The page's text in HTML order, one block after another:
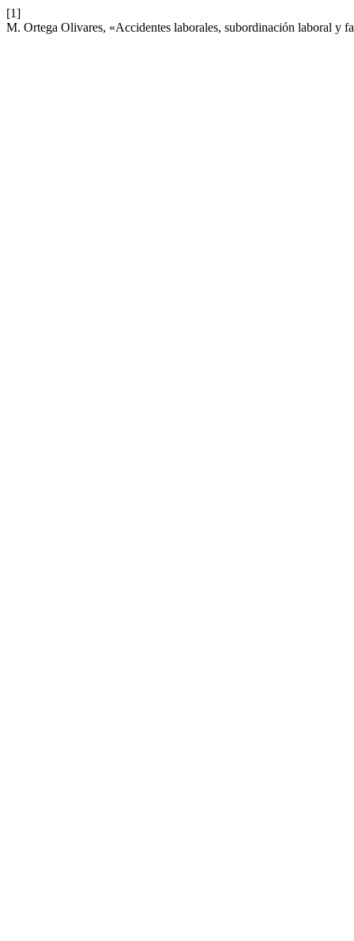
[1]
M. Ortega Olivares, «Accidentes laborales, subordinación laboral y